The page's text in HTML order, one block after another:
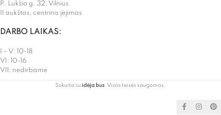
P. Lukšio g. 32, Vilnius
II aukštas, centrinis įėjimas
DARBO LAIKAS:
I – V: 10-18
VI: 10-16
VII: nedirbame
Sukurta su idėja bus. Visos teisės saugomos.